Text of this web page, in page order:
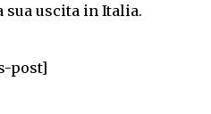
uscita in Italia.
post]